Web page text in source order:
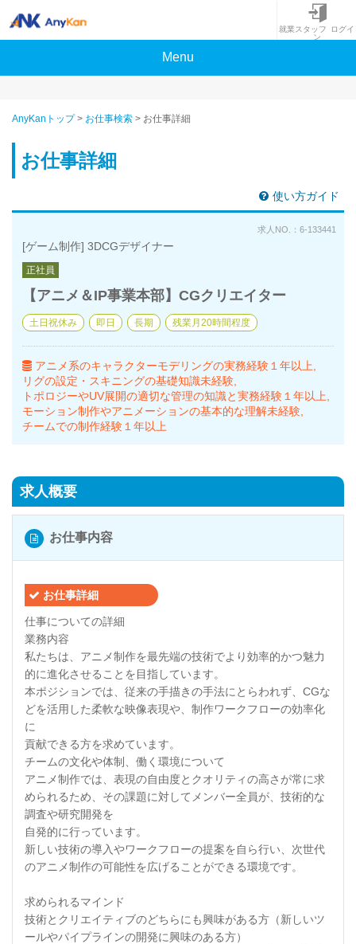
就業スタッフ ログイ
ン
Menu
AnyKanトップ > お仕事検索 > お仕事詳細
お仕事詳細
使い方ガイド
求人NO.：6-133441
[ゲーム制作] 3DCGデザイナー
正社員
【アニメ＆IP事業本部】CGクリエイター
土日祝休み 即日 長期 残業月20時間程度
アニメ系のキャラクターモデリングの実務経験１年以上
リグの設定・スキニングの基礎知識未経験
トポロジーやUV展開の適切な管理の知識と実務経験１年以上
モーション制作やアニメーションの基本的な理解未経験
チームでの制作経験１年以上
求人概要
お仕事内容
お仕事詳細
仕事についての詳細
業務内容
私たちは、アニメ制作を最先端の技術でより効率的かつ魅力
的に進化させることを目指しています。
本ポジションでは、従来の手描きの手法にとらわれず、CGな
どを活用した柔軟な映像表現や、制作ワークフローの効率化
に
貢献できる方を求めています。
チームの文化や体制、働く環境について
アニメ制作では、表現の自由度とクオリティの高さが常に求
められるため、その課題に対してメンバー全員が、技術的な
調査や研究開発を
自発的に行っています。
新しい技術の導入やワークフローの提案を自ら行い、次世代
のアニメ制作の可能性を広げることができる環境です。
求められるマインド
技術とクリエイティブのどちらにも興味がある方（新しいツ
ールやパイプラインの開発に興味のある方）